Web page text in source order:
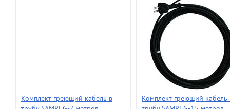
Комплект греющий кабель в
Комплект греющий кабель